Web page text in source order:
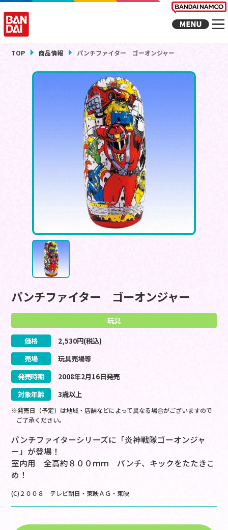
TOP 商品情報 パンチファイター ゴーオンジャー
パンチファイター ゴーオンジャー
玩具
価格 2,530円(税込)
売場
玩具売場等
発売時期
2008年2月16日発売
対象年齢
3歳以上
※発売日（予定）は地域・店舗などによって異なる場合がございますので
ご了承ください。
パンチファイターシリーズに「炎神戦隊ゴーオンジャ
ー」が登場！
室内用 全高約８００ｍｍ パンチ、キックをたたきこ
め！
(C)２００８ テレビ朝日・東映ＡＧ・東映